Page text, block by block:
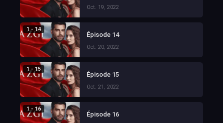
Oct. 19, 2022
1 - 14
Épisode 14
Oct. 20, 2022
1 - 15
Épisode 15
Oct. 21, 2022
1 - 16
Épisode 16